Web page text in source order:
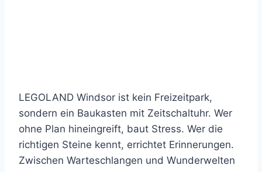
LEGOLAND Windsor ist kein Freizeitpark,
sondern ein Baukasten mit Zeitschaltuhr. Wer
ohne Plan hineingreift, baut Stress. Wer die
richtigen Steine kennt, errichtet Erinnerungen.
Zwischen Warteschlangen und Wunderwelten